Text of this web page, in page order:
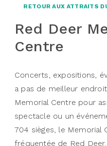
RETOUR AUX ATTRAITS
Red Deer
Centre
Concerts, expositions,
a pas de meilleur
Memorial Centre pour
spectacle ou un
704 sièges, le Memorial
fréquentée de Red